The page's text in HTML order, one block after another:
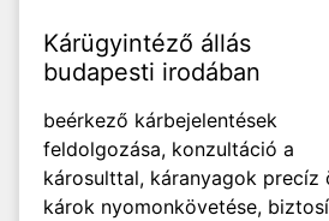
Kárügyintéző állás
budapesti irodában
beérkező kárbejelentések
feldolgozása, konzultáció a
károsulttal, káranyagok precíz
károk nyomonkövetése,